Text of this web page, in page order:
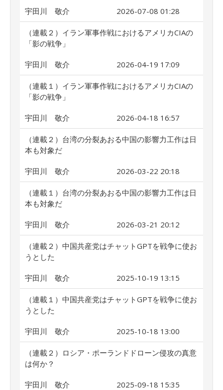
宇田川 敬介 2026-07-08 01:28
（連載２）イラン軍事作戦におけるアメリカCIAの
「影の戦争」
宇田川 敬介 2026-04-19 17:09
（連載１）イラン軍事作戦におけるアメリカCIAの
「影の戦争」
宇田川 敬介 2026-04-18 16:57
（連載２）台湾の分裂あおる中国の影響力工作は日
本も対象だ
宇田川 敬介 2026-03-22 20:18
（連載１）台湾の分裂あおる中国の影響力工作は日
本も対象だ
宇田川 敬介 2026-03-21 20:12
（連載２）中国共産党はチャットGPTを戦争に使お
うとした
宇田川 敬介 2025-10-19 13:15
（連載１）中国共産党はチャットGPTを戦争に使お
うとした
宇田川 敬介 2025-10-18 13:00
（連載２）ロシア・ポーランドドローン侵攻の真意
は何か？
宇田川 敬介 2025-09-18 15:35